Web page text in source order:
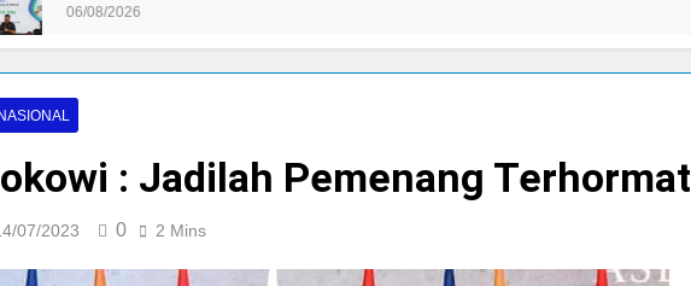
: Jadilah Pemenang Terhormat
07/2023 0 2 Mins